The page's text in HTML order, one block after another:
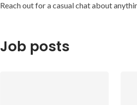
Reach out for a casual chat about
Job posts